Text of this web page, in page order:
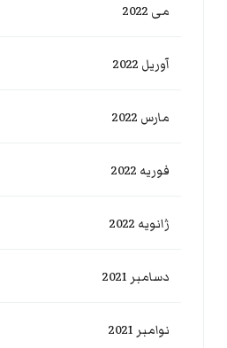
می 2022
آوریل 2022
مارس 2022
فوریه 2022
ژانویه 2022
دسامبر 2021
نوامبر 2021